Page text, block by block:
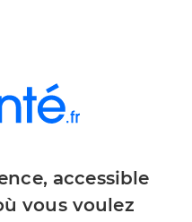
accessible
vous voulez